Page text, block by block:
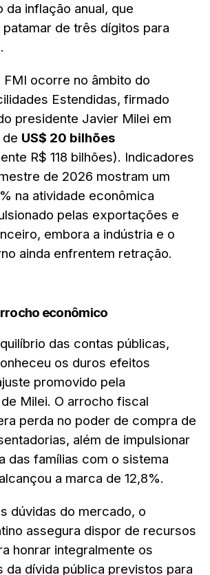
da inflação anual, que
de três dígitos para
FMI ocorre no âmbito do
Estendidas, firmado
presidente Javier Milei em
US$ 20 bilhões
R$ 118 bilhões). Indicadores
de 2026 mostram um
na atividade econômica
pelas exportações e
embora a indústria e o
ainda enfrentem retração.
econômico
das contas públicas,
os duros efeitos
promovido pela
Milei. O arrocho fiscal
perda no poder de compra de
além de impulsionar
das famílias com o sistema
a marca de 12,8%.
dúvidas do mercado, o
assegura dispor de recursos
honrar integralmente os
da dívida pública previstos para